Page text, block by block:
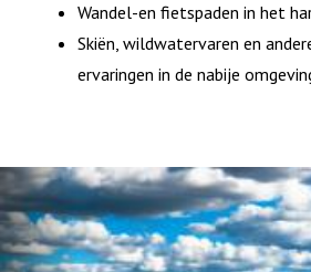
Wandel-en fietspaden in het
Skiën, wildwatervaren en
ervaringen in de nabije